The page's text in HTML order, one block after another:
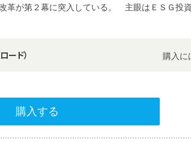
革が第２幕に突入している。 主眼はＥＳＧ投
ード） 購入に
購入する